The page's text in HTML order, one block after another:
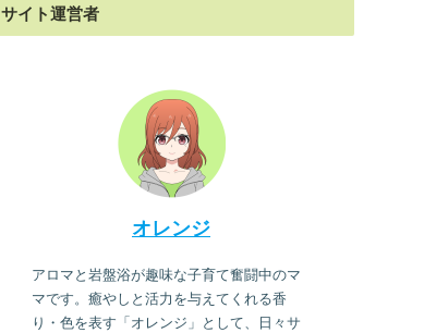
サイト運営者
オレンジ
アロマと岩盤浴が趣味な子育て奮闘中のマ
マです。癒やしと活力を与えてくれる香
り・色を表す「オレンジ」として、日々サ